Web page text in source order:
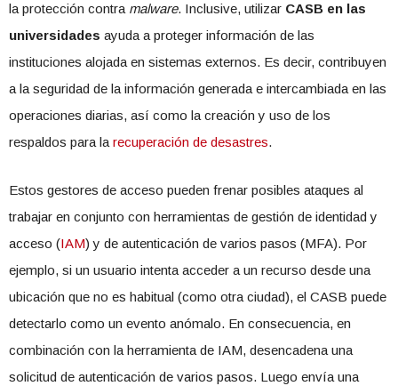
la protección contra malware. Inclusive, utilizar CASB en las
universidades ayuda a proteger información de las
instituciones alojada en sistemas externos. Es decir, contribuyen
a la seguridad de la información generada e intercambiada en las
operaciones diarias, así como la creación y uso de los
respaldos para la recuperación de desastres.
Estos gestores de acceso pueden frenar posibles ataques al
trabajar en conjunto con herramientas de gestión de identidad y
acceso (IAM) y de autenticación de varios pasos (MFA). Por
ejemplo, si un usuario intenta acceder a un recurso desde una
ubicación que no es habitual (como otra ciudad), el CASB puede
detectarlo como un evento anómalo. En consecuencia, en
combinación con la herramienta de IAM, desencadena una
solicitud de autenticación de varios pasos. Luego envía una